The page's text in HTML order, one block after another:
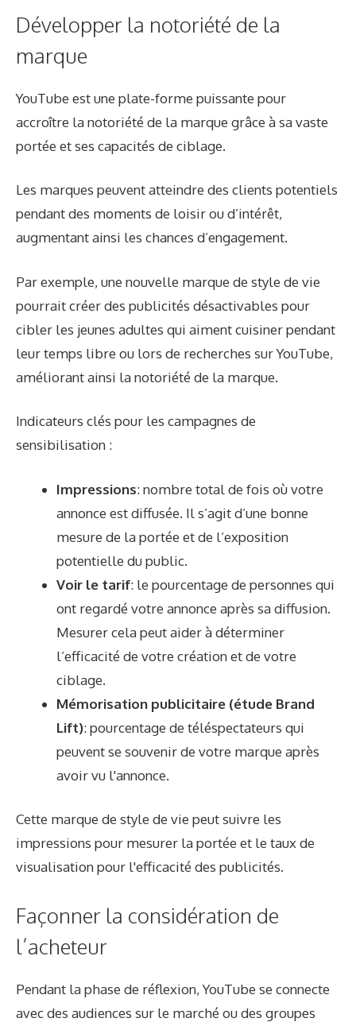
Développer la notoriété de la
marque
YouTube est une plate-forme puissante pour
accroître la notoriété de la marque grâce à sa vaste
portée et ses capacités de ciblage.
Les marques peuvent atteindre des clients potentiels
pendant des moments de loisir ou d’intérêt,
augmentant ainsi les chances d’engagement.
Par exemple, une nouvelle marque de style de vie
pourrait créer des publicités désactivables pour
cibler les jeunes adultes qui aiment cuisiner pendant
leur temps libre ou lors de recherches sur YouTube,
améliorant ainsi la notoriété de la marque.
Indicateurs clés pour les campagnes de
sensibilisation :
Impressions: nombre total de fois où votre
annonce est diffusée. Il s’agit d’une bonne
mesure de la portée et de l’exposition
potentielle du public.
Voir le tarif: le pourcentage de personnes qui
ont regardé votre annonce après sa diffusion.
Mesurer cela peut aider à déterminer
l’efficacité de votre création et de votre
ciblage.
Mémorisation publicitaire (étude Brand
Lift): pourcentage de téléspectateurs qui
peuvent se souvenir de votre marque après
avoir vu l'annonce.
Cette marque de style de vie peut suivre les
impressions pour mesurer la portée et le taux de
visualisation pour l'efficacité des publicités.
Façonner la considération de
l’acheteur
Pendant la phase de réflexion, YouTube se connecte
avec des audiences sur le marché ou des groupes